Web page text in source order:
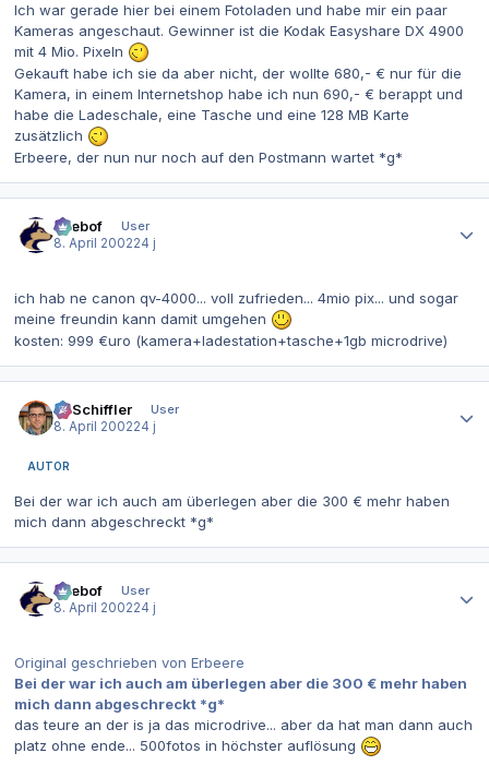
Ich war gerade hier bei einem Fotoladen und habe mir ein paar
Kameras angeschaut. Gewinner ist die Kodak Easyshare DX 4900
mit 4 Mio. Pixeln
Gekauft habe ich sie da aber nicht, der wollte 680,- € nur für die
Kamera, in einem Internetshop habe ich nun 690,- € berappt und
habe die Ladeschale, eine Tasche und eine 128 MB Karte
zusätzlich
Erbeere, der nun nur noch auf den Postmann wartet *g*
beebof
User
8. April 200224 j
ich hab ne canon qv-4000... voll zufrieden... 4mio pix... und sogar
meine freundin kann damit umgehen
kosten: 999 €uro (kamera+ladestation+tasche+1gb microdrive)
T. Schiffler
User
8. April 200224 j
AUTOR
Bei der war ich auch am überlegen aber die 300 € mehr haben
mich dann abgeschreckt *g*
beebof
User
8. April 200224 j
Original geschrieben von Erbeere
Bei der war ich auch am überlegen aber die 300 € mehr haben
mich dann abgeschreckt *g*
das teure an der is ja das microdrive... aber da hat man dann auch
platz ohne ende... 500fotos in höchster auflösung